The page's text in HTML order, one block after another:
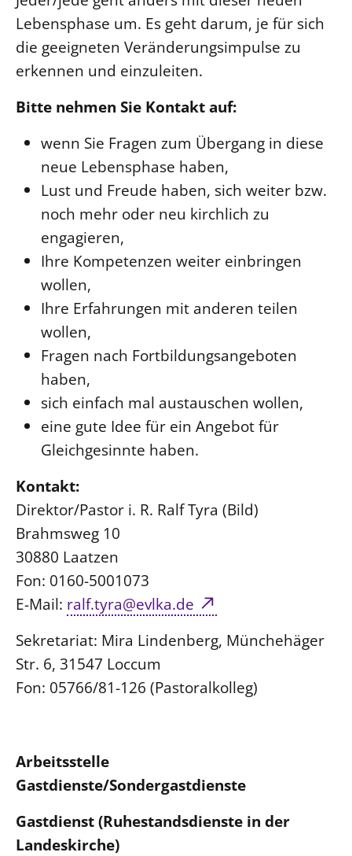
Lebensphase um. Es geht darum, je für sich
die geeigneten Veränderungsimpulse zu
erkennen und einzuleiten.
Bitte nehmen Sie Kontakt auf:
wenn Sie Fragen zum Übergang in diese
neue Lebensphase haben,
Lust und Freude haben, sich weiter bzw.
noch mehr oder neu kirchlich zu
engagieren,
Ihre Kompetenzen weiter einbringen
wollen,
Ihre Erfahrungen mit anderen teilen
wollen,
Fragen nach Fortbildungsangeboten
haben,
sich einfach mal austauschen wollen,
eine gute Idee für ein Angebot für
Gleichgesinnte haben.
Kontakt:
Direktor/Pastor i. R. Ralf Tyra (Bild)
Brahmsweg 10
30880 Laatzen
Fon: 0160-5001073
E-Mail: ralf.tyra@evlka.de
Sekretariat: Mira Lindenberg, Münchehäger
Str. 6, 31547 Loccum
Fon: 05766/81-126 (Pastoralkolleg)
Arbeitsstelle
Gastdienste/Sondergastdienste
Gastdienst (Ruhestandsdienste in der
Landeskirche)